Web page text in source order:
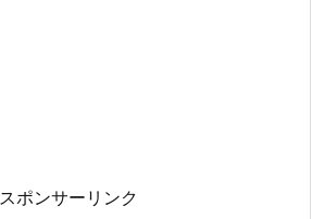
スポンサーリンク